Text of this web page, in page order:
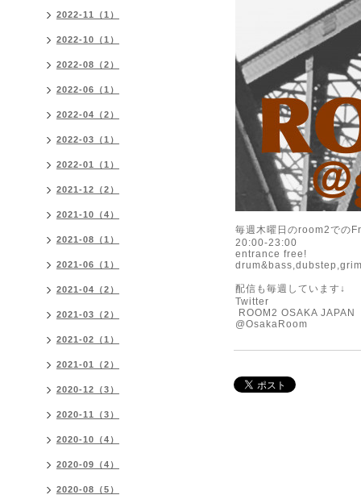
毎週木曜日のroom2での
20:00-23:00
entrance free!
配信も毎週しています↓
Twitter
ROOM2 OSAKA JAPAN
@OsakaRoom
2022-11（1）
2022-10（1）
2022-08（2）
2022-06（1）
2022-04（2）
2022-03（1）
2022-01（1）
2021-12（2）
2021-10（4）
2021-08（1）
2021-06（1）
2021-04（2）
2021-03（2）
2021-02（1）
2021-01（2）
2020-12（3）
2020-11（3）
2020-10（4）
2020-09（4）
2020-08（5）